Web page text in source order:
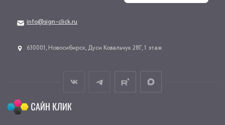
info@sign-click.ru
​630001, Новосибирск, Дуси Ковальчук 28Г, 1 этаж